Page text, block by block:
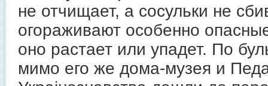
не отчищает, а сосульки не
огораживают особенно
оно растает или упадет. По
мимо его же дома-музея и